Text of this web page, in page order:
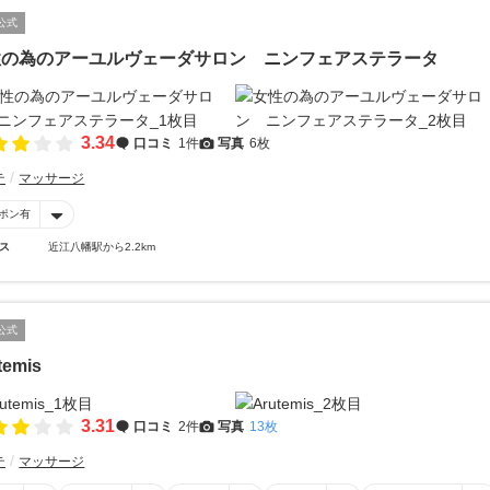
式
為のアーユルヴェーダサロン ニンフェアステラータ
3.34 口コミ 1件 写真 6枚
マッサージ
ン有
近江八幡駅から2.2km
式
3.31 口コミ 2件 写真 13枚
マッサージ